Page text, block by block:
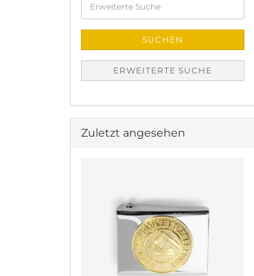
Suche
SUCHEN
ERWEITERTE SUCHE
Zuletzt angesehen